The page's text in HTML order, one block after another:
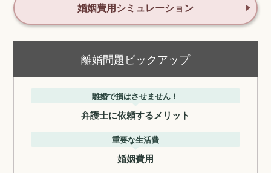
婚姻費用シミュレーション
離婚問題ピックアップ
離婚で損はさせません！
弁護士に依頼するメリット
重要な生活費
婚姻費用